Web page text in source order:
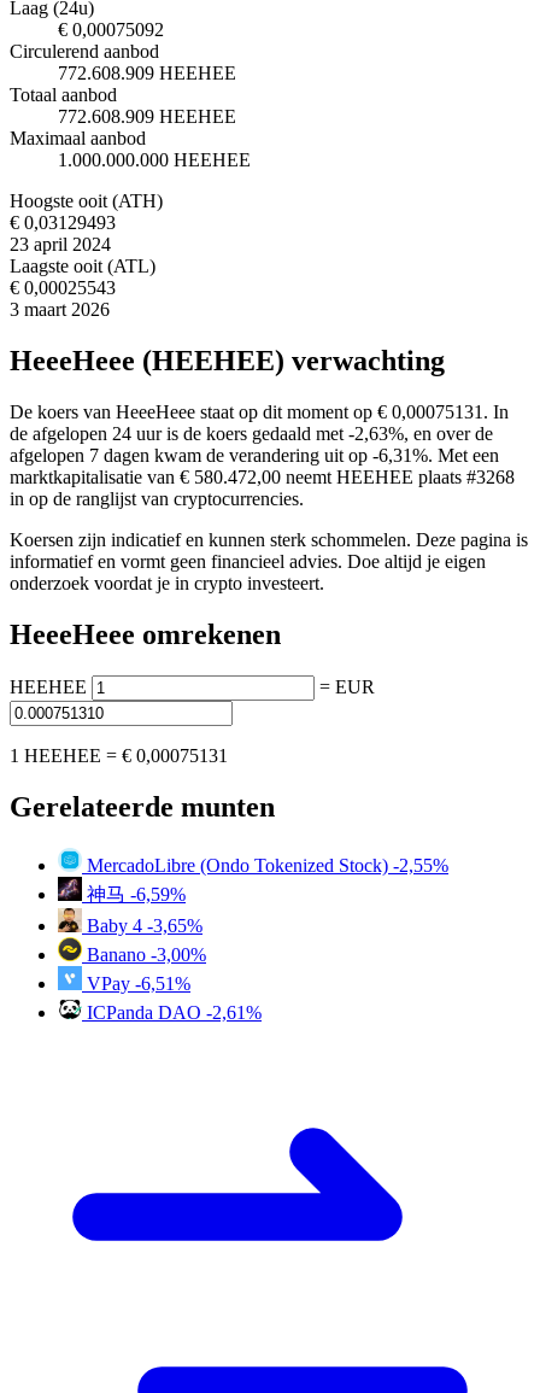
Laag (24u)
€ 0,00075092
Circulerend aanbod
772.608.909 HEEHEE
Totaal aanbod
772.608.909 HEEHEE
Maximaal aanbod
1.000.000.000 HEEHEE
Hoogste ooit (ATH)
€ 0,03129493
23 april 2024
Laagste ooit (ATL)
€ 0,00025543
3 maart 2026
HeeeHeee (HEEHEE) verwachting
De koers van HeeeHeee staat op dit moment op € 0,00075131. In
de afgelopen 24 uur is de koers gedaald met -2,63%, en over de
afgelopen 7 dagen kwam de verandering uit op -6,31%. Met een
marktkapitalisatie van € 580.472,00 neemt HEEHEE plaats #3268
in op de ranglijst van cryptocurrencies.
Koersen zijn indicatief en kunnen sterk schommelen. Deze pagina is
informatief en vormt geen financieel advies. Doe altijd je eigen
onderzoek voordat je in crypto investeert.
HeeeHeee omrekenen
HEEHEE = EUR
1 HEEHEE = € 0,00075131
Gerelateerde munten
MercadoLibre (Ondo Tokenized Stock) -2,55%
神马 -6,59%
Baby 4 -3,65%
Banano -3,00%
VPay -6,51%
ICPanda DAO -2,61%